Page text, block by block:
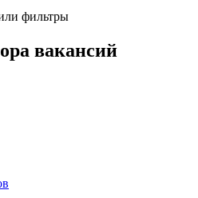
фильтры
вакансий